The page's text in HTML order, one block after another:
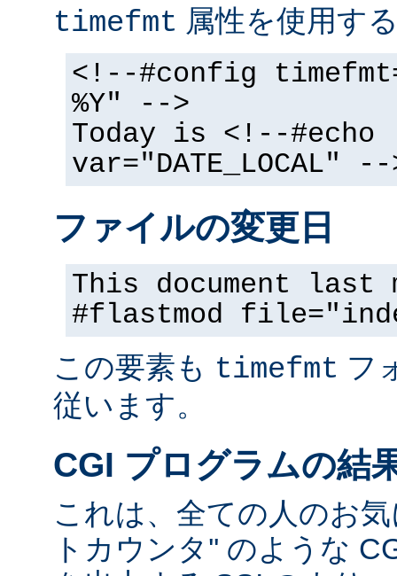
timefmt 属性を使用す
<!--#config
%Y" -->
Today is <!--#echo
var="DATE_LOCAL" --
ファイルの変更日
This document
#flastmod
この要素も timefmt フ
従います。
CGI プログラムの結
これは、全ての人のお
トカウンタ'' のような